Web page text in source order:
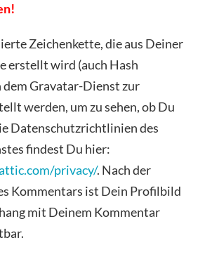
Zeichenkette, die aus Deiner
erstellt wird (auch Hash
dem Gravatar-Dienst zur
werden, um zu sehen, ob Du
Datenschutzrichtlinien des
findest Du hier:
privacy/. Nach der
Kommentars ist Dein Profilbild
mit Deinem Kommentar